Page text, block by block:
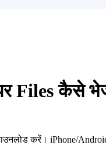
Files कैसे
करें। iPhone/